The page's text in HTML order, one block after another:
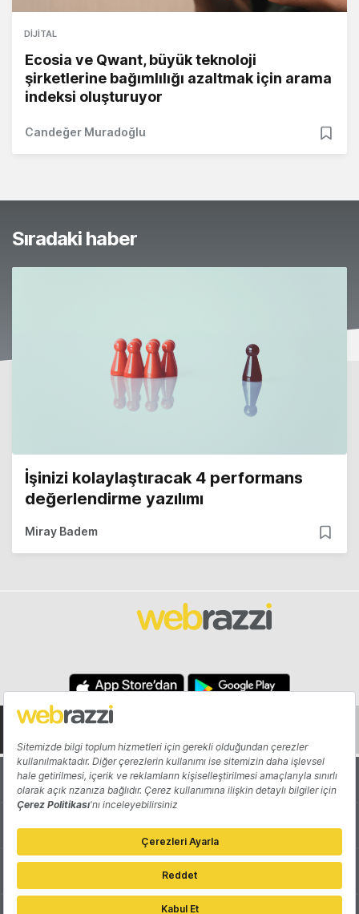
DIJITAL
Ecosia ve Qwant, büyük teknoloji
şirketlerine bağımlılığı azaltmak için arama
indeksi oluşturuyor
Candeğer Muradoğlu
Sıradaki haber
İşinizi kolaylaştıracak 4 performans
değerlendirme yazılımı
Miray Badem
Hakkında Yazarlar
Katkıda Bulun Reklam